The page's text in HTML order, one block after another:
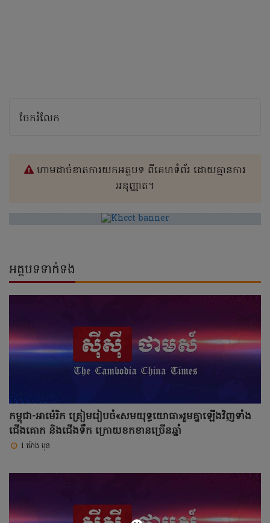
ចែករំលែក
ហាមដាច់ខាតការយកអត្ថបទ ពីគេហទំព័រ ដោយគ្មានការ
អនុញ្ញាត។
អត្ថបទទាក់ទង
កម្ពុជា-អាម៉េរិក ត្រៀមរៀបចំ«សមយុទ្ធយោធា»រួមគ្នាឡើងវិញទាំង
ជើងគោក និងជើងទឹក ក្រោយខកខានច្រើនឆ្នាំ
1 ម៉ោង មុន